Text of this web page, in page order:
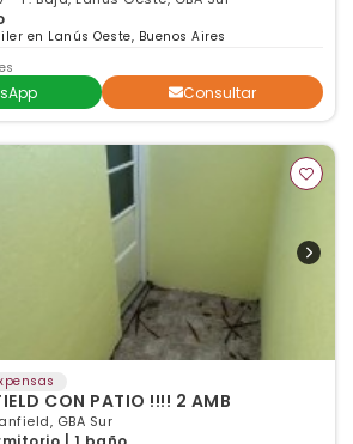
en Lanús Oeste, Buenos Aires
Consultar
BANFIELD CON PATIO !!!! 2 AMB
GBA Sur